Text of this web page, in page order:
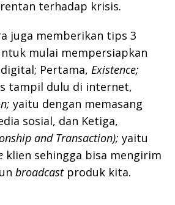
terhadap krisis.
juga memberikan tips 3
mulai mempersiapkan
Pertama, Existence;
tampil dulu di internet,
yaitu dengan memasang
sosial, dan Ketiga,
and Transaction); yaitu
klien sehingga bisa mengirim
broadcastproduk kita.